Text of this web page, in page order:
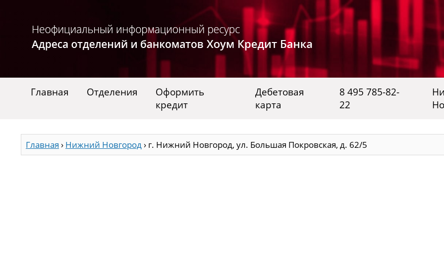
Главная Отделения
Оформить
кредит
Дебетовая
карта
8 495 785-82-
22
Главная › Нижний Новгород› г. Нижний Новгород, ул. Большая Покровская, д. 62/5